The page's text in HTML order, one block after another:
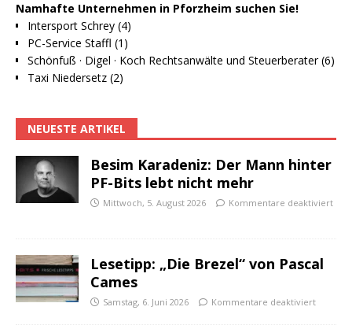
Namhafte Unternehmen in Pforzheim suchen Sie!
Intersport Schrey (4)
PC-Service Staffl (1)
Schönfuß · Digel · Koch Rechtsanwälte und Steuerberater (6)
Taxi Niedersetz (2)
NEUESTE ARTIKEL
Besim Karadeniz: Der Mann hinter
PF-Bits lebt nicht mehr
Mittwoch, 5. August 2026 Kommentare deaktiviert
Lesetipp: „Die Brezel“ von Pascal
Cames
Samstag, 6. Juni 2026 Kommentare deaktiviert